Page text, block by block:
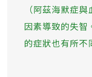
（阿茲海默症
因素導致的失智
的症狀也有所不